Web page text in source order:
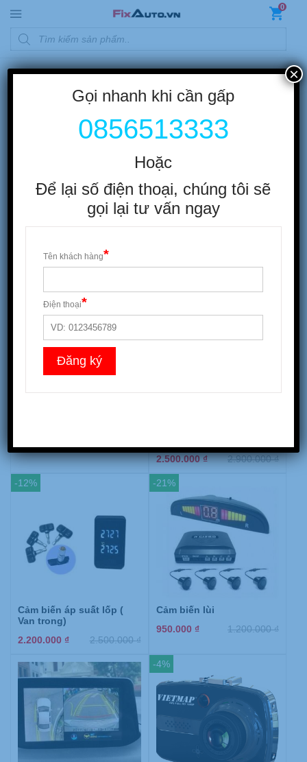
0
Products search
Bao da chìa khóa
-30%
600.000₫
550.000₫
2.900.000₫
2.500.000₫
-12%
Cảm biến áp suất lốp (
Van trong)
2.500.000₫
2.200.000 ₫
-21%
Cảm biến lùi
1.200.000₫
950.000 ₫
-4%
Gọi nhanh khi cần gấp
0856513333
Hoặc
Để lại số điện thoại, chúng tôi sẽ
gọi lại tư vấn ngay
×